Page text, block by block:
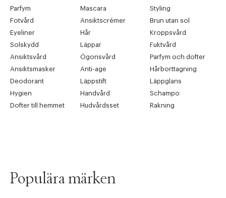
Parfym
Mascara
Styling
Fotvård
Ansiktscrémer
Brun utan sol
Eyeliner
Hår
Kroppsvård
Solskydd
Läppar
Fuktvård
Ansiktsvård
Ögonsvård
Parfym och dofter
Ansiktsmasker
Anti-age
Hårborttagning
Deodorant
Läppstift
Läppglans
Hygien
Handvård
Schampo
Dofter till hemmet
Hudvårdsset Rakning
Populära märken